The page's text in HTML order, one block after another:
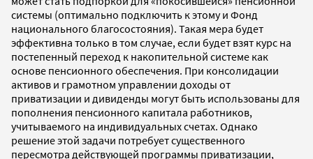
системы (оптимально подключить к этому и Фонд
национального благосостояния). Такая мера будет
эффективна только в том случае, если будет взят курс на
постепенный переход к накопительной системе как
основе пенсионного обеспечения. При консолидации
активов и грамотном управлении доходы от
приватизации и дивиденды могут быть использованы для
пополнения пенсионного капитала работников,
учитываемого на индивидуальных счетах. Однако
решение этой задачи потребует существенного
пересмотра действующей программы приватизации,